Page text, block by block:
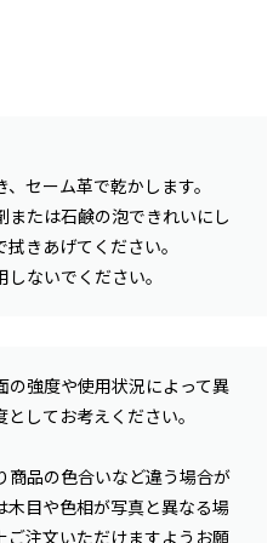
セーム革で乾かします。
たは石鹸の泡できれいにし
きあげてください。
ないでください。
強度や使用状況によって異
してお考えください。
品の色合いなど違う場合が
木目や色相が写真と異なる場
注文いただけますようお願